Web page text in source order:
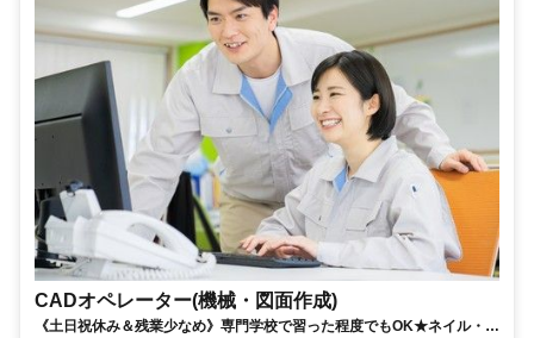
CADオペレーター(機械・図面作成)
《土日祝休み＆残業少なめ》専門学校で習った程度でもOK★ネイル・茶